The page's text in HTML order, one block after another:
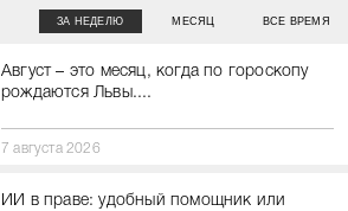
ЗА НЕДЕЛЮ МЕСЯЦ ВСЕ ВРЕМЯ
Август – это месяц, когда по гороскопу
рождаются Львы....
7 августа 2026
ИИ в праве: удобный помощник или